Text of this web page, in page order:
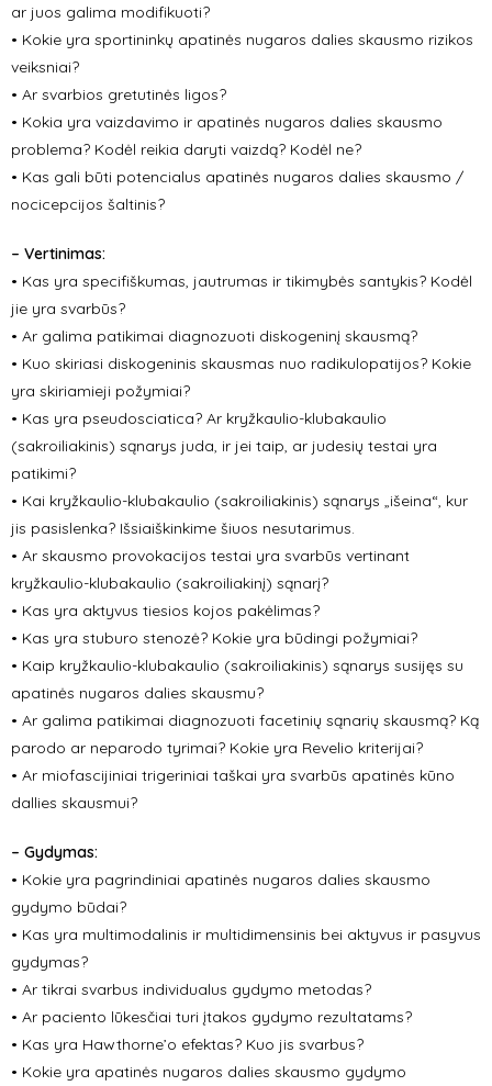
ar juos galima modifikuoti?
• Kokie yra sportininkų apatinės nugaros dalies skausmo rizikos
veiksniai?
• Ar svarbios gretutinės ligos?
• Kokia yra vaizdavimo ir apatinės nugaros dalies skausmo
problema? Kodėl reikia daryti vaizdą? Kodėl ne?
• Kas gali būti potencialus apatinės nugaros dalies skausmo /
nocicepcijos šaltinis?
– Vertinimas:
• Kas yra specifiškumas, jautrumas ir tikimybės santykis? Kodėl
jie yra svarbūs?
• Ar galima patikimai diagnozuoti diskogeninį skausmą?
• Kuo skiriasi diskogeninis skausmas nuo radikulopatijos? Kokie
yra skiriamieji požymiai?
• Kas yra pseudosciatica? Ar kryžkaulio-klubakaulio
(sakroiliakinis) sąnarys juda, ir jei taip, ar judesių testai yra
patikimi?
• Kai kryžkaulio-klubakaulio (sakroiliakinis) sąnarys „išeina“, kur
jis pasislenka? Išsiaiškinkime šiuos nesutarimus.
• Ar skausmo provokacijos testai yra svarbūs vertinant
kryžkaulio-klubakaulio (sakroiliakinį) sąnarį?
• Kas yra aktyvus tiesios kojos pakėlimas?
• Kas yra stuburo stenozė? Kokie yra būdingi požymiai?
• Kaip kryžkaulio-klubakaulio (sakroiliakinis) sąnarys susijęs su
apatinės nugaros dalies skausmu?
• Ar galima patikimai diagnozuoti facetinių sąnarių skausmą? Ką
parodo ar neparodo tyrimai? Kokie yra Revelio kriterijai?
• Ar miofascijiniai trigeriniai taškai yra svarbūs apatinės kūno
dallies skausmui?
– Gydymas:
• Kokie yra pagrindiniai apatinės nugaros dalies skausmo
gydymo būdai?
• Kas yra multimodalinis ir multidimensinis bei aktyvus ir pasyvus
gydymas?
• Ar tikrai svarbus individualus gydymo metodas?
• Ar paciento lūkesčiai turi įtakos gydymo rezultatams?
• Kas yra Hawthorne’o efektas? Kuo jis svarbus?
• Kokie yra apatinės nugaros dalies skausmo gydymo